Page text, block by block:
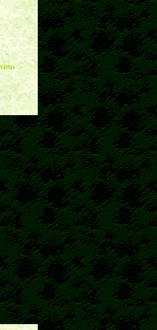
-